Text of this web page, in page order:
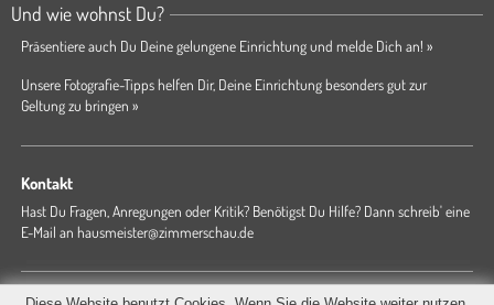
Und wie wohnst Du?
Präsentiere auch Du Deine gelungene Einrichtung und melde Dich an! »
Unsere Fotografie-Tipps helfen Dir, Deine Einrichtung besonders gut zur
Geltung zu bringen »
Kontakt
Hast Du Fragen, Anregungen oder Kritik? Benötigst Du Hilfe? Dann schreib' eine
E-Mail an hausmeister@zimmerschau.de